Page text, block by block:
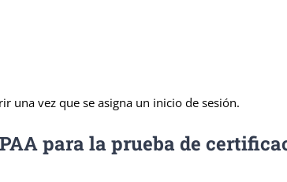
una vez que se asigna un inicio de sesión.
para la prueba de